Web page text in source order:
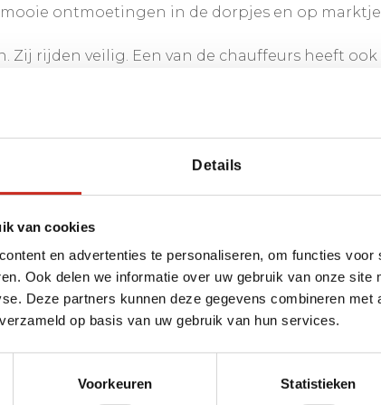
Details
van cookies
en advertenties te personaliseren, om functies voor
Ook delen we informatie over uw gebruik van onze site
Deze partners kunnen deze gegevens combineren met
op basis van uw gebruik van hun services.
Voorkeuren Statistieken
ontmoetingen in de dorpjes en op
Zij rijden veilig. Een van de chauffeurs heeft
laten zien. Hij voelde zich
Varanasi zaten (ondanks ruim 5 uur
welke coupé we zaten. De hotels waren ook
Ook over de route zijn we zeer tevreden.
In de toekomst zullen we zeker opnieuw met
mooie bestemmingen. Alle reizen die we tot
hebben wij opnieuw geboekt bij
en hebben onvergetelijke indrukken opgedaan.